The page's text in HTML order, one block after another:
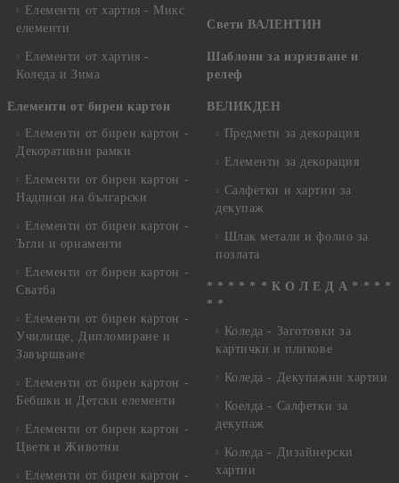
Елементи от хартия - Микс
елементи
Елементи от хартия -
Коледа и Зима
Елементи от бирен картон
Елементи от бирен картон -
Декоративни рамки
Елементи от бирен картон -
Надписи на български
Елементи от бирен картон -
Ъгли и орнаменти
Елементи от бирен картон -
Сватба
Елементи от бирен картон -
Училище, Дипломиране и
Завършване
Елементи от бирен картон -
Бебшки и Детски елементи
Елементи от бирен картон -
Цветя и Животни
Елементи от бирен картон -
Свети ВАЛЕНТИН
Шаблони за изрязване и
релеф
ВЕЛИКДЕН
Предмети за декорация
Елементи за декорация
Салфетки и хартии за
декупаж
Шлак метали и фолио за
позлата
* * * * * * К О Л Е Д А * * * *
* *
Коледа - Заготовки за
картички и пликове
Коледа - Декупажни хартии
Коелда - Салфетки за
декупаж
Коледа - Дизайнерски
хартии